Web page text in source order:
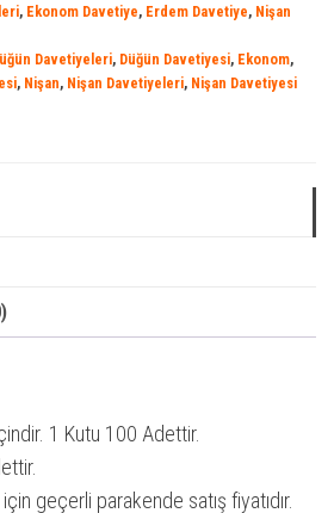
, Ekonom Davetiye, Erdem Davetiye, Nişan
Davetiyeleri, Düğün Davetiyesi, Ekonom,
, Nişan, Nişan Davetiyeleri, Nişan Davetiyesi
1 Kutu 100 Adettir.
geçerli parakende satış fiyatıdır.